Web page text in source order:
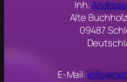
Inh.
Alte
09487
E-Mail: